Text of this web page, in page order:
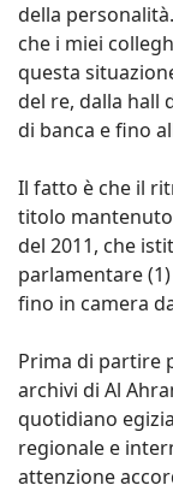
della
che i miei
questa
del re, dalla hall
di banca e fino
Il fatto è che il
titolo
del 2011, che
parlamentare
fino in camera
Prima di partire
archivi di Al
quotidiano
regionale e
attenzione